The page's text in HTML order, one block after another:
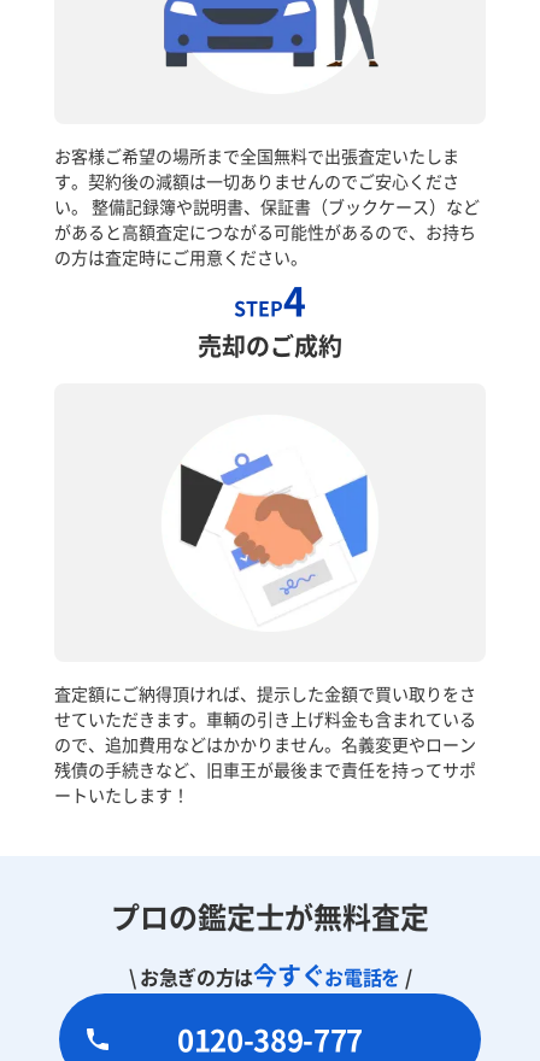
お客様ご希望の場所まで全国無料で出張査定いたしま
す。契約後の減額は一切ありませんのでご安心くださ
い。 整備記録簿や説明書、保証書（ブックケース）など
があると高額査定につながる可能性があるので、お持ち
の方は査定時にご用意ください。
STEP4
売却のご成約
査定額にご納得頂ければ、提示した金額で買い取りをさ
せていただきます。車輌の引き上げ料金も含まれている
ので、追加費用などはかかりません。名義変更やローン
残債の手続きなど、旧車王が最後まで責任を持ってサポ
ートいたします！
プロの鑑定士が無料査定
\ お急ぎの方は今すぐお電話を /
0120-389-777